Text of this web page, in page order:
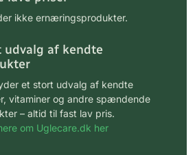
ikke ernæringsprodukter.
udvalg af kendte
et stort udvalg af kendte
vitaminer og andre spændende
– altid til fast lav pris.
om Uglecare.dk her